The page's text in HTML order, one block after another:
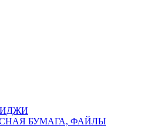
БУМАГА, ФАЙЛЫ